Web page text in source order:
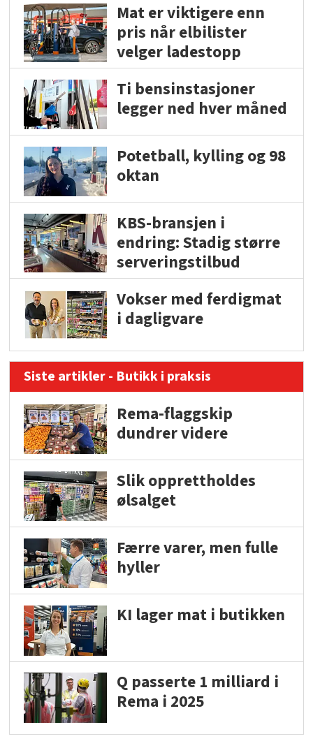
Mat er viktigere enn
pris når elbilister
velger ladestopp
Ti bensinstasjoner
legger ned hver måned
Potetball, kylling og 98
oktan
KBS-bransjen i
endring: Stadig større
serveringstilbud
Vokser med ferdigmat
i dagligvare
Siste artikler - Butikk i praksis
Rema-flaggskip
dundrer videre
Slik opprettholdes
ølsalget
Færre varer, men fulle
hyller
KI lager mat i butikken
Q passerte 1 milliard i
Rema i 2025